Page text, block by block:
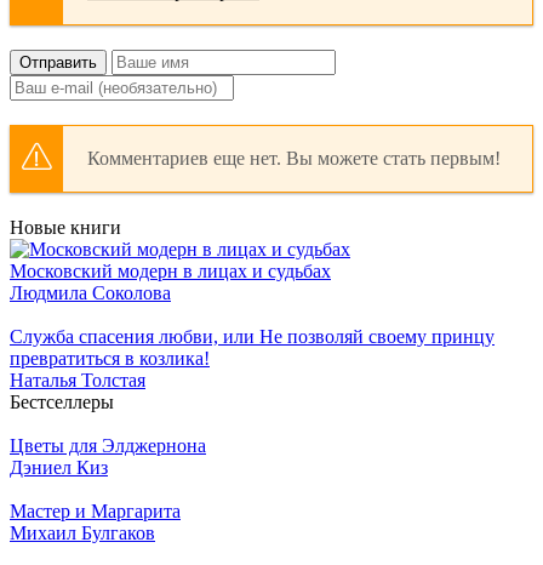
Отправить
Комментариев еще нет. Вы можете стать первым!
Новые книги
Московский модерн в лицах и судьбах
Людмила Соколова
Служба спасения любви, или Не позволяй своему принцу
превратиться в козлика!
Наталья Толстая
Бестселлеры
Цветы для Элджернона
Дэниел Киз
Мастер и Маргарита
Михаил Булгаков